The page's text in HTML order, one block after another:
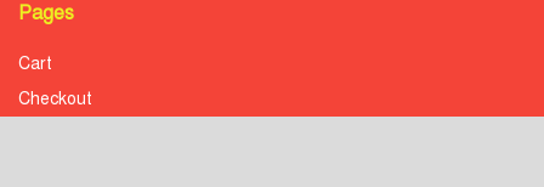
Pages
Cart
Checkout